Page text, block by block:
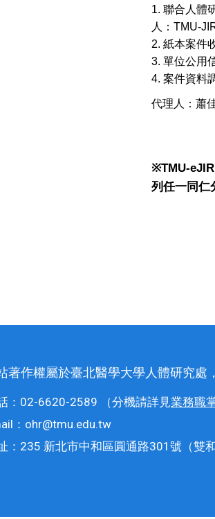
1. 聯合人體
人：TMU-
2. 紙本案件
3. 單位公用
4. 案件資料
代理人：蕭
※TMU-
列任一同仁
著作權屬於臺北醫學大學人體研究處
： 02-6620-2589 （分機請詳見業務職
： ohr@tmu.edu.tw
： 235 新北市中和區圓通路301號 （雙